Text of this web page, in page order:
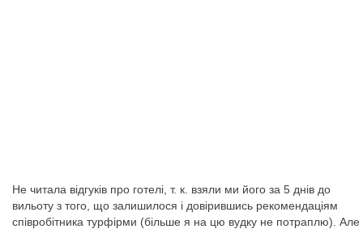
Не читала відгуків про готелі, т. к. взяли ми його за 5 днів до
вильоту з того, що залишилося і довірившись рекомендаціям
співробітника турфірми (більше я на цю вудку не потраплю). Але